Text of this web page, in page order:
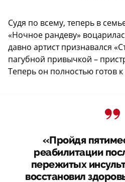
Судя по всему, теперь в
«Ночное рандеву»
давно артист признавался
пагубной привычкой –
Теперь он полностью готов
«Пройдя
реабилитации
пережитых
восстановил